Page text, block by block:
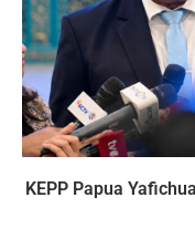
KEPP Papua